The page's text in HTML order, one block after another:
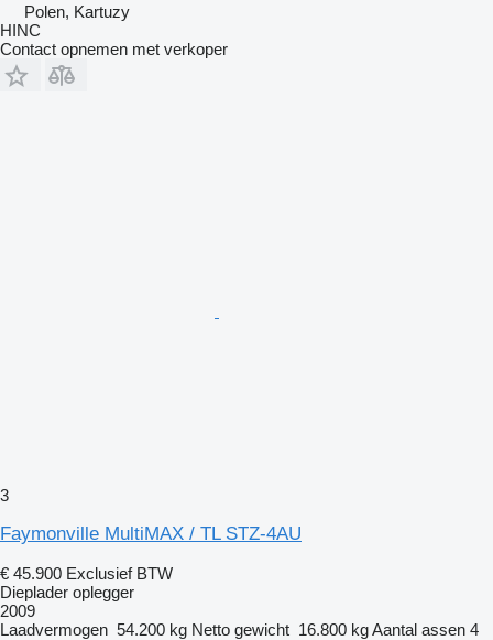
Polen, Kartuzy
HINC
Contact opnemen met verkoper
3
Faymonville MultiMAX / TL STZ-4AU
€ 45.900 Exclusief BTW
Dieplader oplegger
2009
Laadvermogen 54.200 kg Netto gewicht 16.800 kgAantal assen 4